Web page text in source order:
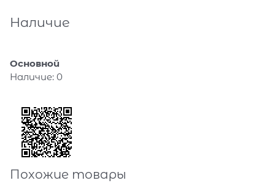
Наличие
Основной
Наличие: 0
Похожие товары